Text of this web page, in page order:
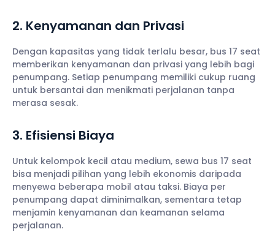
2. Kenyamanan dan Privasi
Dengan kapasitas yang tidak terlalu besar, bus 17 seat
memberikan kenyamanan dan privasi yang lebih bagi
penumpang. Setiap penumpang memiliki cukup ruang
untuk bersantai dan menikmati perjalanan tanpa
merasa sesak.
3. Efisiensi Biaya
Untuk kelompok kecil atau medium, sewa bus 17 seat
bisa menjadi pilihan yang lebih ekonomis daripada
menyewa beberapa mobil atau taksi. Biaya per
penumpang dapat diminimalkan, sementara tetap
menjamin kenyamanan dan keamanan selama
perjalanan.